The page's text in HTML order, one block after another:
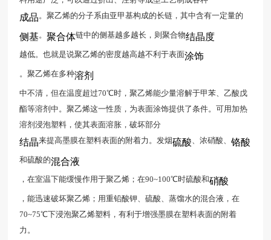
成品 。聚乙烯的分子系由亚甲基构成的长链，其中含有一定量的
侧基 。 聚合体链中的侧基越多越长，则聚合物结晶度
越低。也就是说聚乙烯的密度越高越不利于表面涂饰
。聚乙烯在多种溶剂
中不清，但在温度超过70℃时，聚乙烯能少量溶解于甲苯、乙酸戊
酯等溶剂中。聚乙烯这一性质，为表面涂饰提供了条件。可用加热
溶剂浸泡塑料，使其表面溶胀，破坏部分
结晶来提高墨膜在塑料表面的附着力。发烟硫酸 、浓硝酸、 铬酸
和硫酸的混合液
，在室温下能缓慢作用于聚乙烯；在90~100℃时硫酸和硝酸
，能迅速破坏聚乙烯；用重铅酸钾、硫酸、蒸馏水的混合液，在
70~75℃下浸泡聚乙烯塑料，有利于增强墨膜在塑料表面的附着
力。